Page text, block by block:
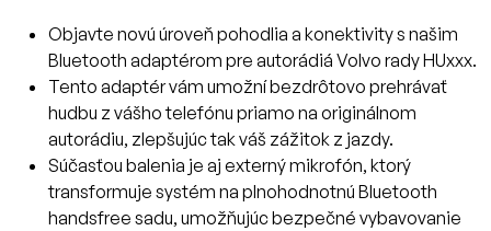
Objavte novú úroveň pohodlia a konektivity s našim
Bluetooth adaptérom pre autorádiá Volvo rady HUxxx.
Tento adaptér vám umožní bezdrôtovo prehrávať
hudbu z vášho telefónu priamo na originálnom
autorádiu, zlepšujúc tak váš zážitok z jazdy.
Súčasťou balenia je aj externý mikrofón, ktorý
transformuje systém na plnohodnotnú Bluetooth
handsfree sadu, umožňujúc bezpečné vybavovanie